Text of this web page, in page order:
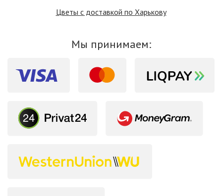
Цветы с доставкой по Харькову
Мы принимаем: